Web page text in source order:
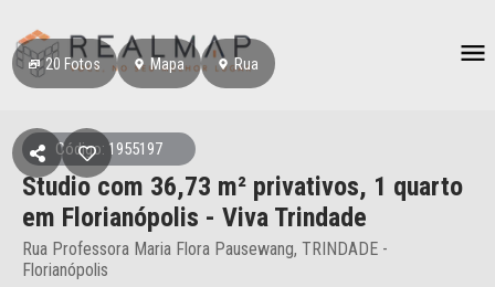
20 Fotos Mapa Rua
Código: 1955197
Studio com 36,73 m² privativos, 1 quarto
em Florianópolis - Viva Trindade
Rua Professora Maria Flora Pausewang, TRINDADE -
Florianópolis